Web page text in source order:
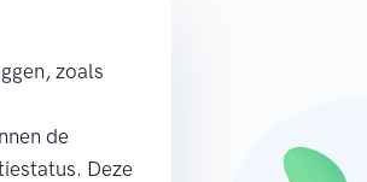
zoals
de
Deze